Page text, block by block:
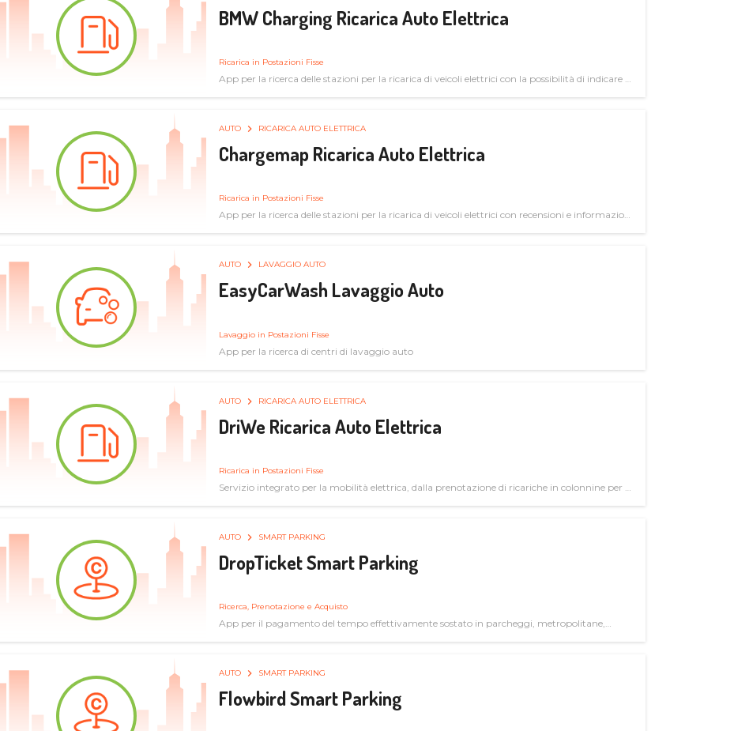
BMW Charging Ricarica Auto Elettrica
Ricarica in Postazioni Fisse
App per la ricerca delle stazioni per la ricarica di veicoli elettrici con la possibilità di indicare le
AUTO RICARICA AUTO ELETTRICA
Chargemap Ricarica Auto Elettrica
Ricarica in Postazioni Fisse
App per la ricerca delle stazioni per la ricarica di veicoli elettrici con recensioni e informazioni
AUTO LAVAGGIO AUTO
EasyCarWash Lavaggio Auto
Lavaggio in Postazioni Fisse
App per la ricerca di centri di lavaggio auto
AUTO RICARICA AUTO ELETTRICA
DriWe Ricarica Auto Elettrica
Ricarica in Postazioni Fisse
Servizio integrato per la mobilità elettrica, dalla prenotazione di ricariche in colonnine per il
AUTO SMART PARKING
DropTicket Smart Parking
Ricerca, Prenotazione e Acquisto
App per il pagamento del tempo effettivamente sostato in parcheggi, metropolitane,
AUTO SMART PARKING
Flowbird Smart Parking